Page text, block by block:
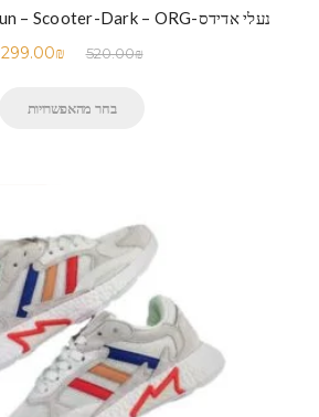
נעלי אדידס-ADIDAS Tresc Run – Scooter-Dark – ORG
520.00₪
299.00₪
בחר מהאפשרויות